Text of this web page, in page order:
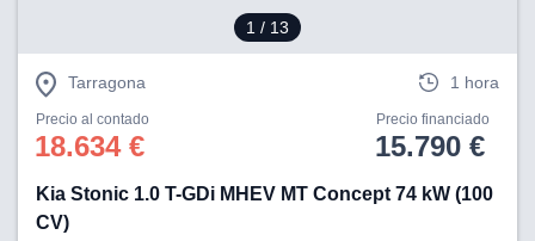
1 / 13
Tarragona 1 hora
Precio al contado
18.634 €
Precio financiado
15.790 €
Kia Stonic 1.0 T-GDi MHEV MT Concept 74 kW (100
CV)